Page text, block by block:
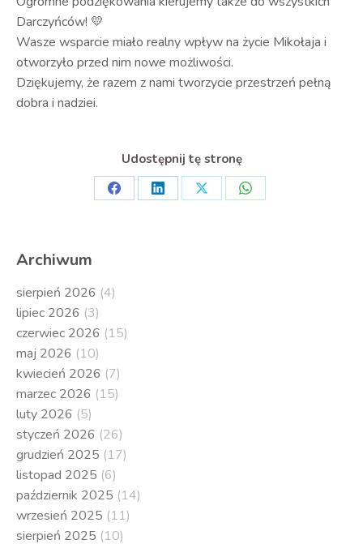
Darczyńców! 💛
Wasze wsparcie miało realny wpływ na życie Mikołaja i
otworzyło przed nim nowe możliwości.
Dziękujemy, że razem z nami tworzycie przestrzeń pełną
dobra i nadziei.
Udostępnij tę stronę
Share
Share
Share
Share
Archiwum
sierpień 2026 (4)
lipiec 2026 (3)
czerwiec 2026 (15)
maj 2026 (10)
kwiecień 2026 (7)
marzec 2026 (15)
luty 2026 (5)
styczeń 2026 (26)
grudzień 2025 (17)
listopad 2025 (6)
październik 2025 (14)
wrzesień 2025 (11)
sierpień 2025 (10)